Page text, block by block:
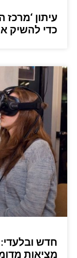
עיתון ‘מרכז
כדי להשיק
חדש ובלעדי:
מציאות